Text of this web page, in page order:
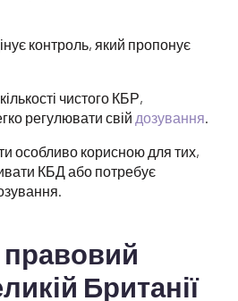
контроль, який пропонує
чистого КБР,
регулювати свій дозування.
особливо корисною для тих,
КБД або потребує
правовий
Британії